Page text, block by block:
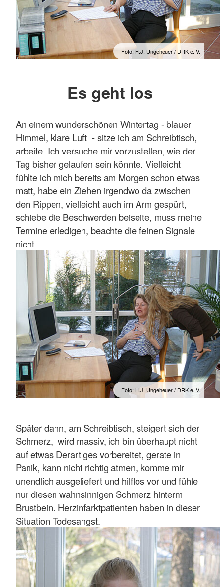
Foto: H.J. Ungeheuer / DRK e. V.
Es geht los
An einem wunderschönen Wintertag - blauer
Himmel, klare Luft - sitze ich am Schreibtisch,
arbeite. Ich versuche mir vorzustellen, wie der
Tag bisher gelaufen sein könnte. Vielleicht
fühlte ich mich bereits am Morgen schon etwas
matt, habe ein Ziehen irgendwo da zwischen
den Rippen, vielleicht auch im Arm gespürt,
schiebe die Beschwerden beiseite, muss meine
Termine erledigen, beachte die feinen Signale
nicht.
Foto: H.J. Ungeheuer / DRK e. V.
Später dann, am Schreibtisch, steigert sich der
Schmerz, wird massiv, ich bin überhaupt nicht
auf etwas Derartiges vorbereitet, gerate in
Panik, kann nicht richtig atmen, komme mir
unendlich ausgeliefert und hilflos vor und fühle
nur diesen wahnsinnigen Schmerz hinterm
Brustbein. Herzinfarktpatienten haben in dieser
Situation Todesangst.